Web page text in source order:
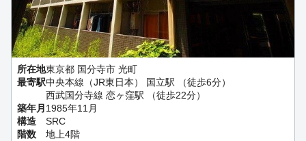
所在地東京都 国分寺市 光町
最寄駅中央本線（JR東日本） 国立駅 （徒歩6分）
西武国分寺線 恋ヶ窪駅 （徒歩22分）
築年月 1985年11月
構造
SRC
階数
地上4階